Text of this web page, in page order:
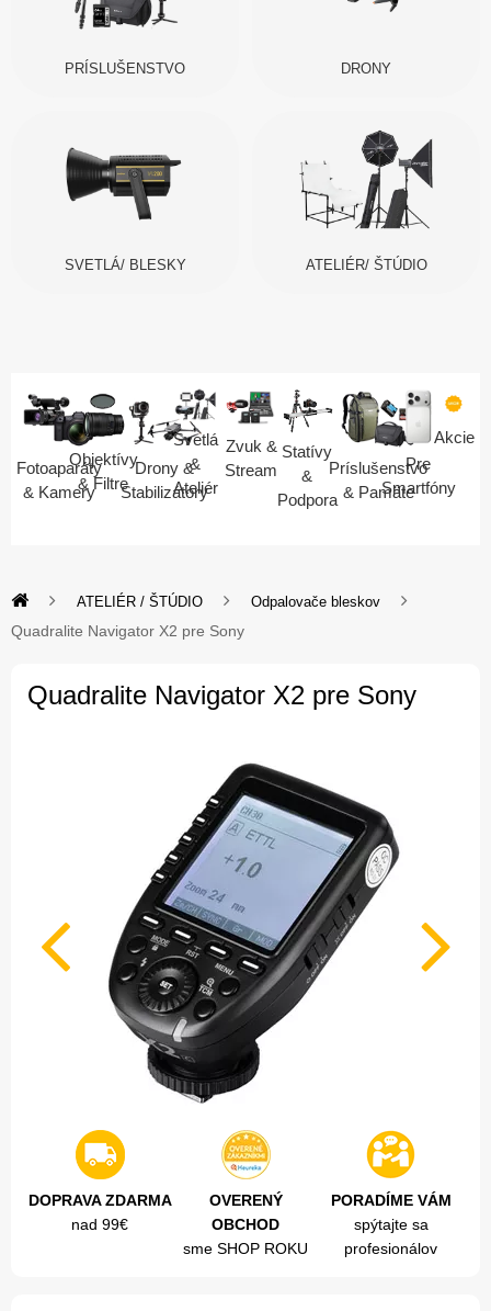
PRÍSLUŠENSTVO DRONY
SVETLÁ/ BLESKY ATELIÉR/ ŠTÚDIO
Fotoaparáty
& Kamery
Objektívy
& Filtre
Drony &
Stabilizátory
Svetlá
&
Ateliér
Zvuk &
Stream
Statívy
&
Podpora
Príslušenstvo
& Pamäte
Pre
Smartfóny
Akcie
ATELIÉR / ŠTÚDIO Odpalovače bleskov
Quadralite Navigator X2 pre Sony
Quadralite Navigator X2 pre Sony
DOPRAVA ZDARMA
nad 99€
OVERENÝ
OBCHOD
sme SHOP ROKU
PORADÍME VÁM
spýtajte sa
profesionálov